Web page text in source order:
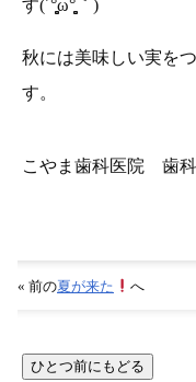
す(´°̥̥̥̥̥̥̥̥ω°̥̥̥̥̥̥̥̥｀)
秋には美味しい実を
す。
こやま歯科医院 歯
« 前の夏が来た へ